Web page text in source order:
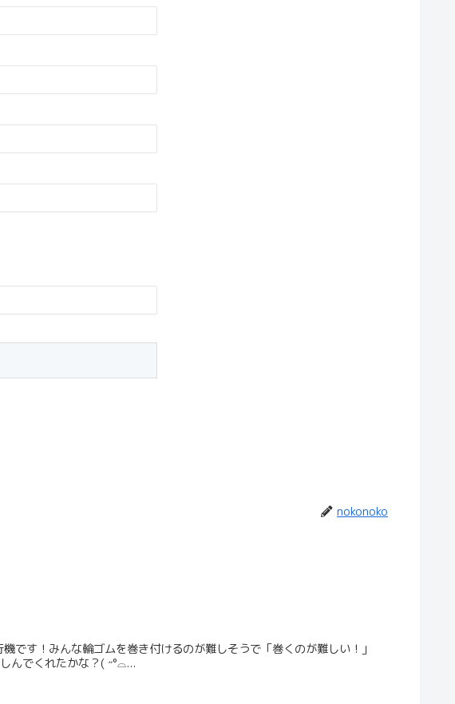
nokonoko
です！みんな輪ゴムを巻き付けるのが難しそうで「巻くのが難しい！」
んでくれたかな？( ˶°⌓...